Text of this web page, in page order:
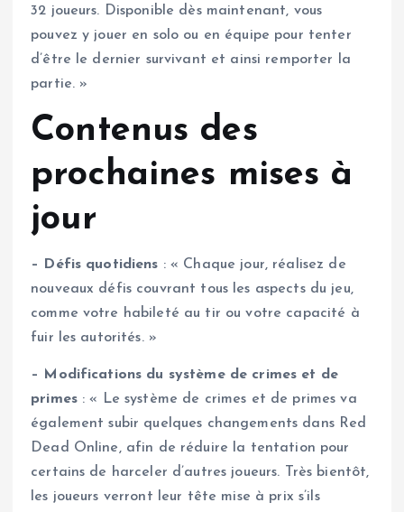
32 joueurs. Disponible dès maintenant, vous
pouvez y jouer en solo ou en équipe pour tenter
d’être le dernier survivant et ainsi remporter la
partie. »
Contenus des
prochaines mises à
jour
– Défis quotidiens : « Chaque jour, réalisez de
nouveaux défis couvrant tous les aspects du jeu,
comme votre habileté au tir ou votre capacité à
fuir les autorités. »
– Modifications du système de crimes et de
primes: « Le système de crimes et de primes va
également subir quelques changements dans Red
Dead Online, afin de réduire la tentation pour
certains de harceler d’autres joueurs. Très bientôt,
les joueurs verront leur tête mise à prix s’ils